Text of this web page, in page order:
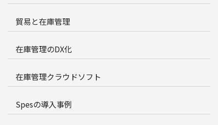
貿易と在庫管理
在庫管理のDX化
在庫管理クラウドソフト
Spesの導入事例